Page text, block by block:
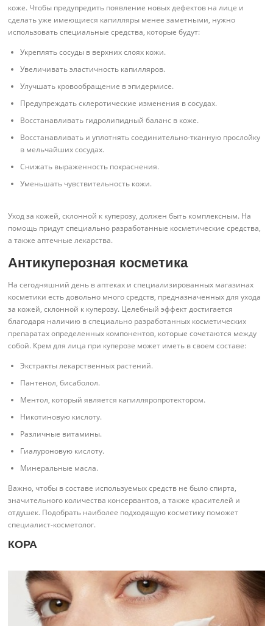
коже. Чтобы предупредить появление новых дефектов на лице и
сделать уже имеющиеся капилляры менее заметными, нужно
использовать специальные средства, которые будут:
Укреплять сосуды в верхних слоях кожи.
Увеличивать эластичность капилляров.
Улучшать кровообращение в эпидермисе.
Предупреждать склеротические изменения в сосудах.
Восстанавливать гидролипидный баланс в коже.
Восстанавливать и уплотнять соединительно-тканную прослойку
в мельчайших сосудах.
Снижать выраженность покраснения.
Уменьшать чувствительность кожи.
Уход за кожей, склонной к куперозу, должен быть комплексным. На
помощь придут специально разработанные косметические средства,
а также аптечные лекарства.
Антикуперозная косметика
На сегодняшний день в аптеках и специализированных магазинах
косметики есть довольно много средств, предназначенных для ухода
за кожей, склонной к куперозу. Целебный эффект достигается
благодаря наличию в специально разработанных косметических
препаратах определенных компонентов, которые сочетаются между
собой. Крем для лица при куперозе может иметь в своем составе:
Экстракты лекарственных растений.
Пантенол, бисаболол.
Ментол, который является капилляропротектором.
Никотиновую кислоту.
Различные витамины.
Гиалуроновую кислоту.
Минеральные масла.
Важно, чтобы в составе используемых средств не было спирта,
значительного количества консервантов, а также красителей и
отдушек. Подобрать наиболее подходящую косметику поможет
специалист-косметолог.
КОРА